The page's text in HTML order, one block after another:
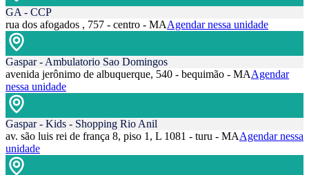
GA - CCP
rua dos afogados , 757 - centro - MAAgendar nessa unidade
Gaspar - Ambulatorio Sao Domingos
avenida jerônimo de albuquerque, 540 - bequimão - MAAgendar
nessa unidade
Gaspar - Kids - Shopping Rio Anil
av. são luis rei de frança 8, piso 1, L 1081 - turu - MAAgendar nessa
unidade